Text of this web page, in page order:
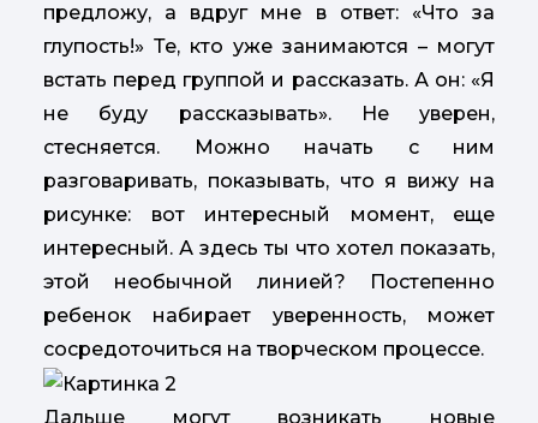
предложу, а вдруг мне в ответ: «Что за
глупость!» Те, кто уже занимаются – могут
встать перед группой и рассказать. А он: «Я
не буду рассказывать». Не уверен,
стесняется. Можно начать с ним
разговаривать, показывать, что я вижу на
рисунке: вот интересный момент, еще
интересный. А здесь ты что хотел показать,
этой необычной линией? Постепенно
ребенок набирает уверенность, может
сосредоточиться на творческом процессе.
Дальше могут возникать новые